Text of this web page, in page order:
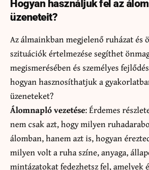
Hogyan használjuk fel az
üzeneteit?
Az álmainkban megjelenő ruházat és
szituációk értelmezése segíthet
megismerésében és személyes
hogyan hasznosíthatjuk a
üzeneteket?
Álomnapló vezetése: Érdemes
nem csak azt, hogy milyen
álomban, hanem azt is, hogyan
milyen volt a ruha színe, anyaga,
mintázatokat fedezhetsz fel, amelyek